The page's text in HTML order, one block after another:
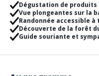
Dégustation de produits
Vue plongeantes sur la
Randonnée accessible
Découverte de la forêt
Guide souriante et